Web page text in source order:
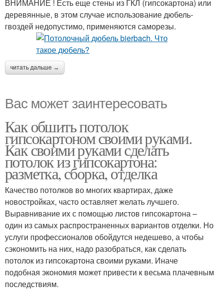
ВНИМАНИЕ ! Есть еще стены из ГКЛ (гипсокартона) или
деревянные, в этом случае использование дюбель-
гвоздей недопустимо, применяются саморезы.
читать дальше →
Вас может заинтересовать
Как обшить потолок
гипсокартоном своими руками.
Как своими руками сделать
потолок из гипсокартона:
разметка, сборка, отделка
Качество потолков во многих квартирах, даже
новостройках, часто оставляет желать лучшего.
Выравнивание их с помощью листов гипсокартона –
один из самых распространенных вариантов отделки. Но
услуги профессионалов обойдутся недешево, а чтобы
сэкономить на них, надо разобраться, как сделать
потолок из гипсокартона своими руками. Иначе
подобная экономия может привести к весьма плачевным
последствиям.